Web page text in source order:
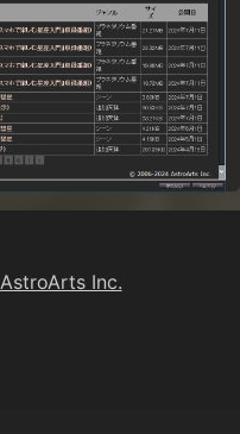
AstroArts Inc.